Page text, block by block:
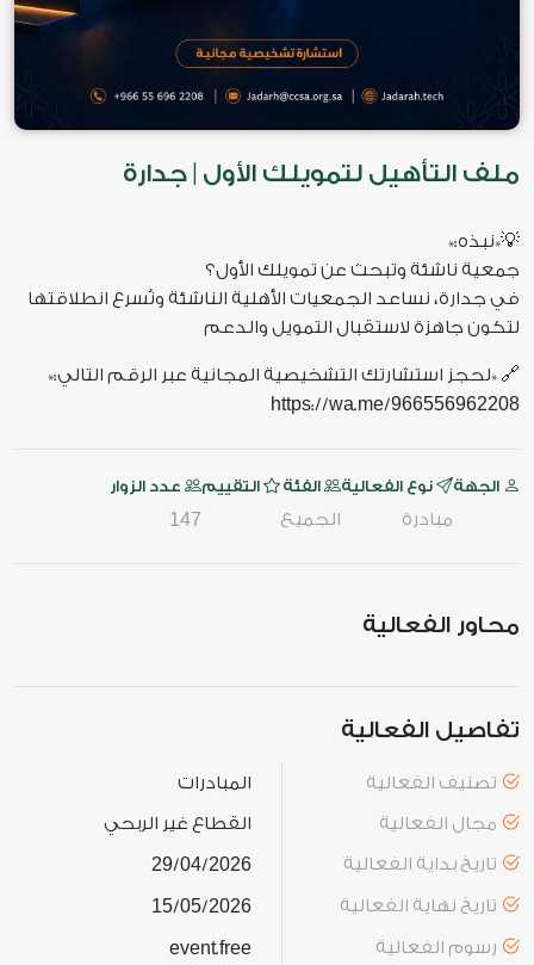
ملف التأهيل لتمويلك الأول | جدارة
💡*نبذه:*
جمعية ناشئة وتبحث عن تمويلك الأول؟
في جدارة، نساعد الجمعيات الأهلية الناشئة ونُسرع انطلاقتها
لتكون جاهزة لاستقبال التمويل والدعم
🔗 *لحجز استشارتك التشخيصية المجانية عبر الرقم التالي:*
https://wa.me/966556962208
الجهة نوع الفعالية
مبادرة
الفئة
الجميع
التقييم عدد الزوار
147
محاور الفعالية
تفاصيل الفعالية
تصنيف الفعالية
المبادرات
مجال الفعالية
القطاع غير الربحي
تاريخ بداية الفعالية
29/04/2026
تاريخ نهاية الفعالية 15/05/2026
رسوم الفعالية event.free